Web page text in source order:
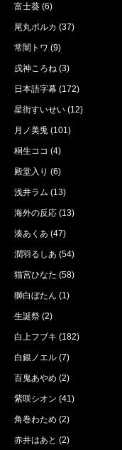
富士葵 (6)
尾丸ポルカ (37)
常闇トワ (9)
戌神ころね (3)
日本語字幕 (172)
星街すいせい (12)
月ノ美兎 (101)
桐生ココ (4)
殿堂入り (6)
浅井ラム (13)
海外の反応 (13)
湊あくあ (47)
潤羽るしあ (54)
猫宮ひなた (58)
獅白ぼたん (1)
生誕祭 (2)
白上フブキ (182)
白銀ノエル (7)
百鬼あやめ (2)
紫咲シオン (41)
角巻わため (2)
赤井はあと (2)